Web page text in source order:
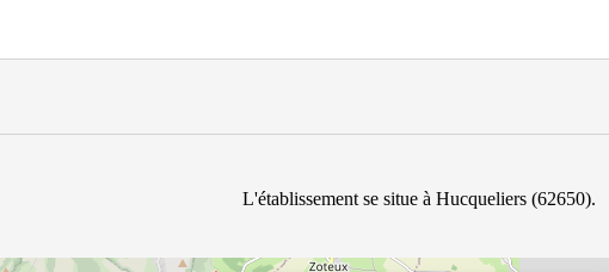
L'établissement se situe à Hucqueliers (62650).